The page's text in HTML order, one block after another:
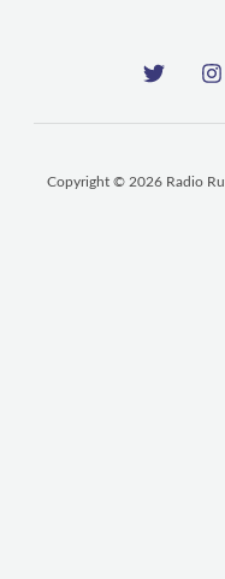
Copyright © 2026 Radio